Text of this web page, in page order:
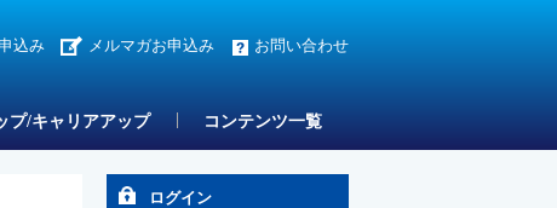
込み メルマガお申込み お問い合わせ
プ/キャリアアップ コンテンツ一覧
ログイン